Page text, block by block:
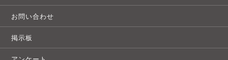
お問い合わせ
掲示板